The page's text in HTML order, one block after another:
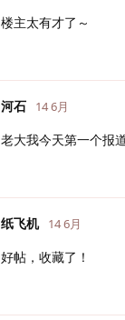
楼主太有才了～
河石 14 6月
老大我今天第一个报
纸飞机 14 6月
好帖，收藏了！